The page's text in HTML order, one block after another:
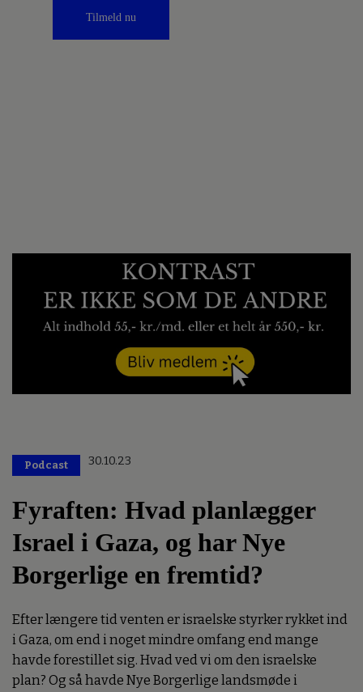
Tilmeld nu
Podcast 30.10.23
Fyraften: Hvad planlægger
Israel i Gaza, og har Nye
Borgerlige en fremtid?
Efter længere tid venten er israelske styrker rykket ind
i Gaza, om end i noget mindre omfang end mange
havde forestillet sig. Hvad ved vi om den israelske
plan? Og så havde Nye Borgerlige landsmøde i